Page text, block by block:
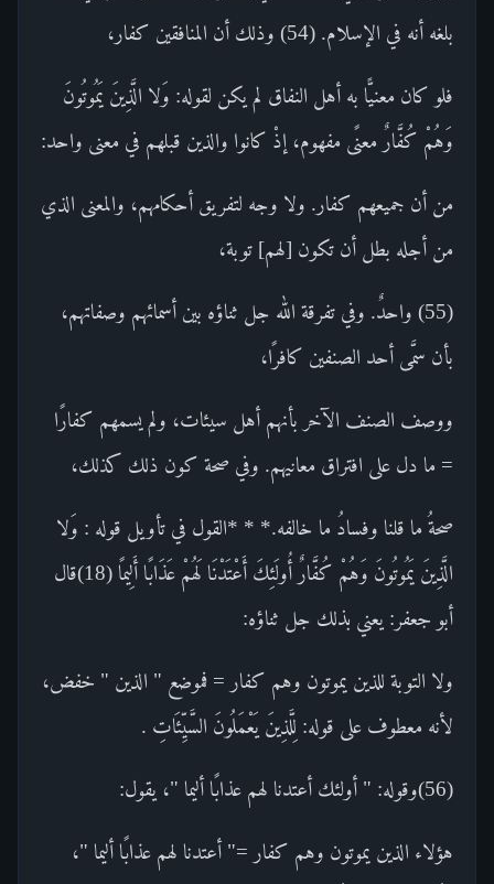
بلغه أنه في الإسلام. (54) وذلك أن المنافقين كفار،
فلو كان معنيًّا به أهل النفاق لم يكن لقوله: وَلا الَّذِينَ يَمُوتُونَ
وَهُمْ كُفَّارٌ معنًى مفهوم، إذْ كانوا والذين قبلهم في معنى واحد:
من أن جميعهم كفار. ولا وجه لتفريق أحكامهم، والمعنى الذي
من أجله بطل أن تكون [لهم] توبة،
(55) واحدٌ. وفي تفرقة الله جل ثناؤه بين أسمائهم وصفاتهم،
بأن سمَّى أحد الصنفين كافرًا،
ووصف الصنف الآخر بأنهم أهل سيئات، ولم يسمهم كفارًا
= ما دل على افتراق معانيهم. وفي صحة كون ذلك كذلك،
صحةُ ما قلنا وفسادُ ما خالفه.* * *القول في تأويل قوله : وَلا
الَّذِينَ يَمُوتُونَ وَهُمْ كُفَّارٌ أُولَئِكَ أَعْتَدْنَا لَهُمْ عَذَابًا أَلِيمًا (18)قال
أبو جعفر: يعني بذلك جل ثناؤه:
ولا التوبة للذين يموتون وهم كفار = فموضع " الذين " خفض،
لأنه معطوف على قوله: لِلَّذِينَ يَعْمَلُونَ السَّيِّئَاتِ .
(56)وقوله: " أولئك أعتدنا لهم عذابًا أليما "، يقول:
هؤلاء الذين يموتون وهم كفار =" أعتدنا لهم عذابًا أليما "،